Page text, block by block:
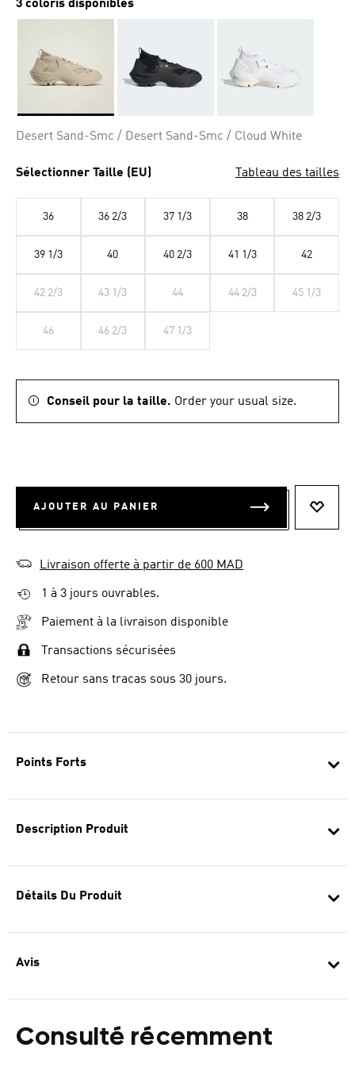
Points Forts
Description Produit
Détails Du Produit
Avis
Consulté récemment
3 coloris disponibles
Desert Sand-Smc / Desert Sand-Smc / Cloud White
Sélectionner Taille (EU) Tableau des tailles
36 36 2/3 37 1/3 38 38 2/3
39 1/3 40 40 2/3 41 1/3 42
42 2/3 43 1/3 44 44 2/3 45 1/3
46 46 2/3 47 1/3
Conseil pour la taille. Order your usual size.
AJOUTER AU PANIER
Livraison offerte à partir de 600 MAD
1 à 3 jours ouvrables.
Paiement à la livraison disponible
Transactions sécurisées
Retour sans tracas sous 30 jours.